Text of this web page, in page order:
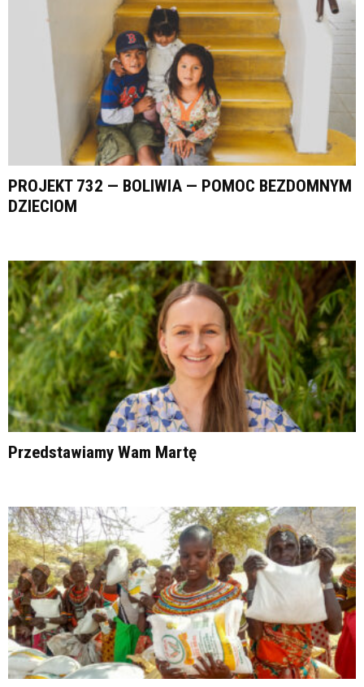
PROJEKT 732 — BOLIWIA — POMOC BEZDOMNYM
DZIECIOM
Przedstawiamy Wam Martę